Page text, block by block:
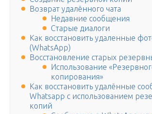
Возврат удалённого чата
Недавние сообщения
Старые диалоги
Как восстановить удаленные
(WhatsApp)
Восстановление старых
Использование
копирования»
Как восстановить удалённые
Whatsapp с использованием
копий